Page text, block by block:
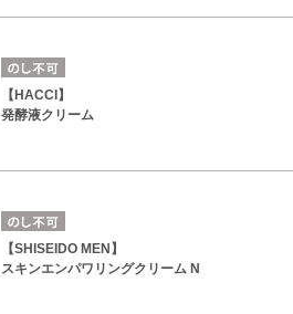
【HACCI】
発酵液クリーム
【SHISEIDO MEN】
スキンエンパワリングクリーム N